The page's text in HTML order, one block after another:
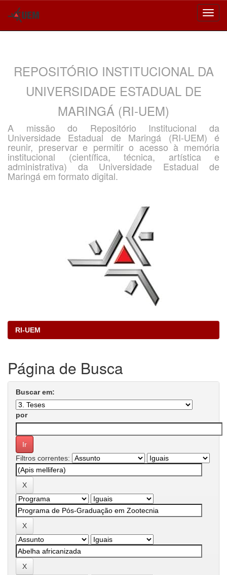
REPOSITÓRIO INSTITUCIONAL DA
UNIVERSIDADE ESTADUAL DE
MARINGÁ (RI-UEM)
A missão do Repositório Institucional da
Universidade Estadual de Maringá (RI-UEM) é
reunir, preservar e permitir o acesso à memória
institucional (científica, técnica, artística e
administrativa) da Universidade Estadual de
Maringá em formato digital.
RI-UEM
Página de Busca
Buscar em:
por
Filtros correntes: